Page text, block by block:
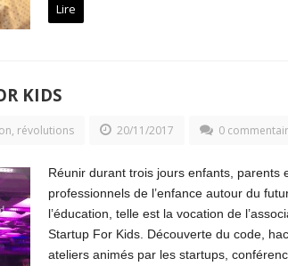
Lire
KIDS
révolutions 20/11/2017 0
Réunir durant trois jours enfants, parents
professionnels de l’enfance autour du
l’éducation, telle est la vocation de
Startup For Kids. Découverte du code,
ateliers animés par les startups,